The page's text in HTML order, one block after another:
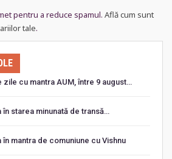
pentru a reduce spamul. Află cum sunt
tale.
zile cu mantra AUM, între 9 august…
starea minunată de transă…
mantra de comuniune cu Vishnu